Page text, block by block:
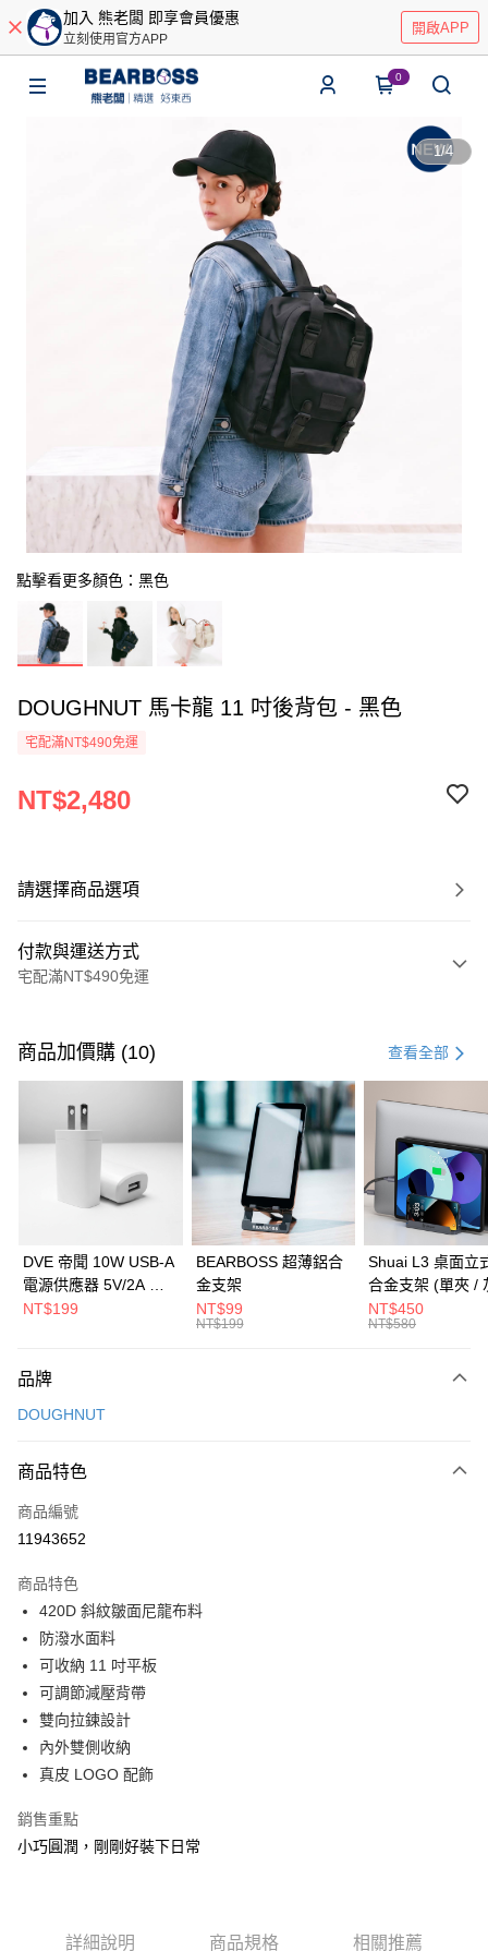
加入 熊老闆 即享會員優惠
立刻使用官方APP
開啟APP
0
1/4
點擊看更多顏色：黑色
DOUGHNUT 馬卡龍 11 吋後背包 - 黑色
宅配滿NT$490免運
NT$2,480
請選擇商品選項
付款與運送方式
宅配滿NT$490免運
信用卡一次付款
3 期 0 利率 每期 NT$826
第一商業銀行
華南商業銀行
彰化商業銀行
上海商業儲蓄銀行
台北富邦商業銀行
兆豐國際商業銀行
臺灣中小企業銀行
台中商業銀行
匯豐（台灣）商業銀行
華泰商業銀行
聯邦商業銀行
元大商業銀行
台灣樂天信用卡公司
NT$413 21家銀行
合作金庫商業銀行
第一商業銀行
彰化商業銀行
台北富邦商業銀行
國泰世華商業銀行
兆豐國際商業銀行
臺灣中小企業銀行
匯豐（台灣）商業銀行
玉山商業銀行
台灣樂天信用卡公司
街口支付
悠遊付
相關說明
1.本服務由台灣大哥大提供，台灣大哥大用戶可立即使用無須另外申請。
2.付款方式選擇「大哥付你分期」，訂單成立後會自動跳轉到大哥付的交易
3.實際核准額度、可分期數及費用金額請依後續交易確認頁面所載為準。
4.訂單成立30分鐘內，如未前往確認交易或遇審核未通過，訂單將自動取
消。如遇「轉專審核」未通過狀況，表示未達大哥付你分期系統評分，恕無
法說明評估內容。
【繳款方式說明】
1.分期款項不併入電信帳單，「大哥付你分期」於每月結算日後寄送繳費提
2.透過簡訊連結打開帳單後，可選擇「超商條碼／台灣大直營門市／銀行轉
帳／街口支付／iPASS MONEY」等通路繳費。
【注意事項】
用戶於交易時，得透過本服務購買商品或服務，並由商店將買賣／分期付款
買賣價金債權讓與本公司後，依約使用本公司帳單繳交帳款。
ATM付款
貨到付款
運送方式
宅配物流
每筆NT$80，滿NT$490(含以上)免運費
每筆NT$100，滿NT$1,500(含以上)免運費
付款後門市自取
貨到付款
商品加價購 (10) 查看全部
DVE 帝聞 10W USB-A
電源供應器 5V/2A 充
電頭 (適用閱讀器、小
NT$199
BEARBOSS 超薄鋁合
金支架
NT$99
NT$199
Shuai L3 桌面立
合金支架 (單夾 /
NT$450
NT$580
品牌
DOUGHNUT
商品特色
商品編號
11943652
商品特色
420D 斜紋皺面尼龍布料
防潑水面料
可收納 11 吋平板
可調節減壓背帶
雙向拉鍊設計
內外雙側收納
真皮 LOGO 配飾
銷售重點
小巧圓潤，剛剛好裝下日常
詳細說明 商品規格 相關推薦